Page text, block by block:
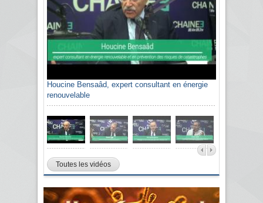
Houcine Bensaâd, expert consultant en énergie
renouvelable
Toutes les vidéos